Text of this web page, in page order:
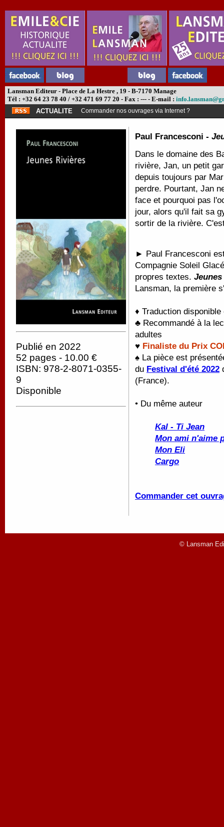
Lansman Editeur - Place de La Hestre , 19 - B-7170 Manage
Tél : +32 64 23 78 40 / +32 471 69 77 20 - Fax : --- - E-mail :
ACTUALITE
Commander nos ouvrages via Internet ?
Publié en 2022
52 pages - 10.00 €
ISBN: 978-2-8071-0355-
9
Disponible
Paul Francesconi -
Dans le domaine des
rivière, Jan, un petit
depuis toujours par
perdre. Pourtant, Jan
face et pourquoi pas
jour, alors qu'il fait sa
sortir de la rivière.
► Paul Francesconi
Compagnie Soleil
propres textes.
Lansman, la première
♦ Traduction
♣ Recommandé à la
adultes
♥ Finaliste du Prix
♠ La pièce est
du Festival d'été 2022
(France).
• Du même auteur
Kal - Ti Jean
Mon ami n'aime
Mon Eli
Cargo
Commander cet
© Lansman